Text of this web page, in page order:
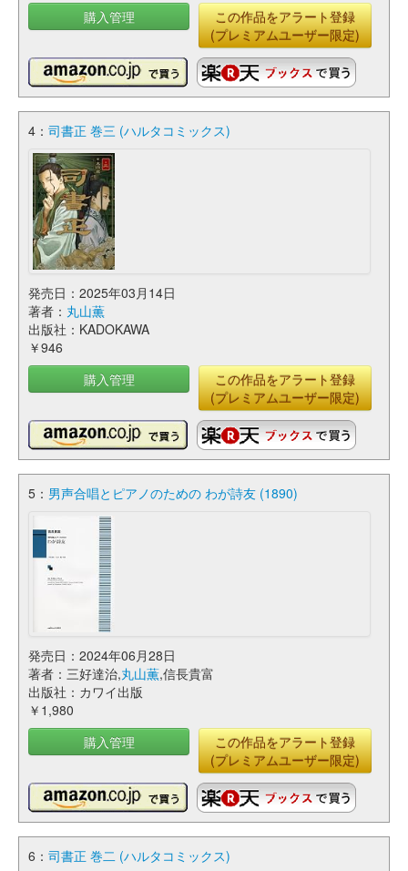
購入管理
この作品をアラート登録
(プレミアムユーザー限定)
4： 司書正 巻三 (ハルタコミックス)
発売日：2025年03月14日
著者： 丸山薫
出版社：KADOKAWA
￥946
購入管理
この作品をアラート登録
(プレミアムユーザー限定)
5： 男声合唱とピアノのための わが詩友 (1890)
発売日：2024年06月28日
著者：三好達治,丸山薫,信長貴富
出版社：カワイ出版
￥1,980
購入管理
この作品をアラート登録
(プレミアムユーザー限定)
6： 司書正 巻二 (ハルタコミックス)